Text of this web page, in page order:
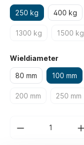
250 kg 400 kg
1300 kg 1500 kg
Wieldiameter
80 mm 100 mm
200 mm 250 mm